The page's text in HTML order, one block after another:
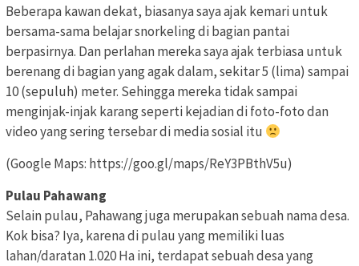
Beberapa kawan dekat, biasanya saya ajak kemari untuk
bersama-sama belajar snorkeling di bagian pantai
berpasirnya. Dan perlahan mereka saya ajak terbiasa untuk
berenang di bagian yang agak dalam, sekitar 5 (lima) sampai
10 (sepuluh) meter. Sehingga mereka tidak sampai
menginjak-injak karang seperti kejadian di foto-foto dan
video yang sering tersebar di media sosial itu
(Google Maps: https://goo.gl/maps/ReY3PBthV5u)
Pulau Pahawang
Selain pulau, Pahawang juga merupakan sebuah nama desa.
Kok bisa? Iya, karena di pulau yang memiliki luas
lahan/daratan 1.020 Ha ini, terdapat sebuah desa yang